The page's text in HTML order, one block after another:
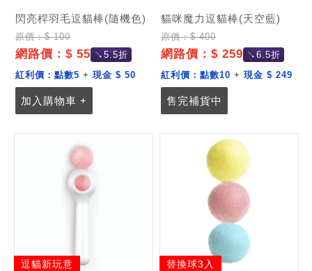
閃亮桿羽毛逗貓棒(隨機色)
原價：$ 100
網路價：$ 55 ↘5.5折
紅利價： 點數5 + 現金 $ 50
加入購物車 +
貓咪魔力逗貓棒(天空藍)
原價：$ 400
網路價：$ 259 ↘6.5折
紅利價：點數10 +現金 $ 249
售完補貨中
逗貓新玩意 替換球3入